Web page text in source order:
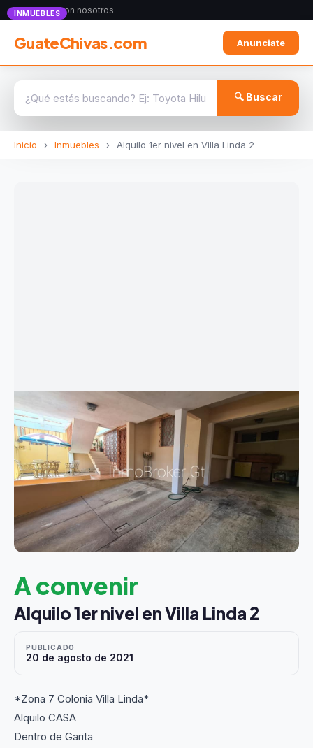
Anunciate con nosotros
GuateChivas.com Anunciate
🔍 Buscar
Inicio › Inmuebles › Alquilo 1er nivel en Villa Linda 2
INMUEBLES
A convenir
Alquilo 1er nivel en Villa Linda 2
PUBLICADO
20 de agosto de 2021
*Zona 7 Colonia Villa Linda*
Alquilo CASA
Dentro de Garita